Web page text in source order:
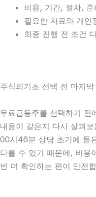
비용, 기간, 절차,
필요한 자료와 개인
최종 진행 전 조건
주식의기초 선택 전 마지막
무료급등주를 선택하기 전
내용이 같은지 다시 살펴
00시46분 상담 초기에 들
다를 수 있기 때문에, 비용
번 더 확인하는 편이 안전